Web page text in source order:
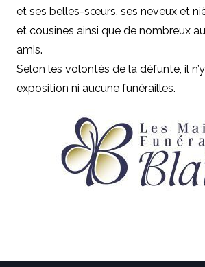
et ses belles-sœurs, ses neveux et
et cousines ainsi que de nombreux
amis.
Selon les volontés de la défunte, il
exposition ni aucune funérailles.